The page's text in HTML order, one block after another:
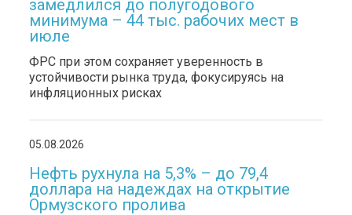
замедлился до полугодового
минимума – 44 тыс. рабочих мест в
июле
ФРС при этом сохраняет уверенность в
устойчивости рынка труда, фокусируясь на
инфляционных рисках
05.08.2026
Нефть рухнула на 5,3% – до 79,4
доллара на надеждах на открытие
Ормузского пролива